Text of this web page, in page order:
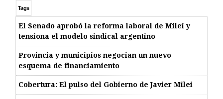
Tags
El Senado aprobó la reforma laboral de Milei y
tensiona el modelo sindical argentino
Provincia y municipios negocian un nuevo
esquema de financiamiento
Cobertura: El pulso del Gobierno de Javier Milei